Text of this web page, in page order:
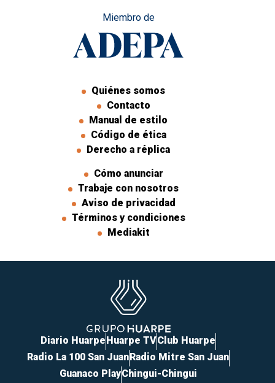
Miembro de
Quiénes somos
Contacto
Manual de estilo
Código de ética
Derecho a réplica
Cómo anunciar
Trabaje con nosotros
Aviso de privacidad
Términos y condiciones
Mediakit
Diario HuarpeHuarpe TVClub Huarpe
Radio La 100 San JuanRadio Mitre San Juan
Guanaco PlayChingui-Chingui